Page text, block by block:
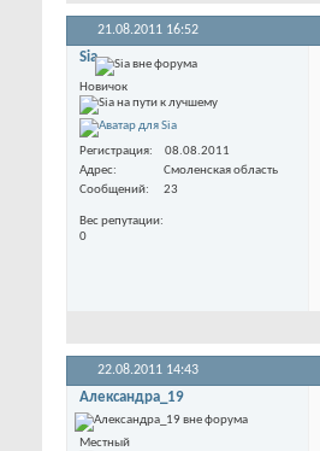
21.08.2011 16:52
Sia
Новичок
Регистрация
08.08.2011
Адрес
Смоленская область
Сообщений
23
Вес репутации
0
22.08.2011 14:43
Александра_19
Местный